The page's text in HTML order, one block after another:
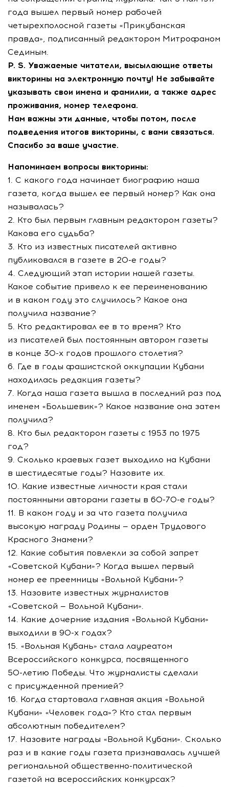
года вышел первый номер рабочей
четырехполосной газеты «Прикубанская
правда», подписанный редактором Митрофаном
Сединым.
P. S. Уважаемые читатели, высылающие ответы
викторины на электронную почту! Не забывайте
указывать свои имена и фамилии, а также адрес
проживания, номер телефона.
Нам важны эти данные, чтобы потом, после
подведения итогов викторины, с вами связаться.
Спасибо за ваше участие.
Напоминаем вопросы викторины:
1. С какого года начинает биографию наша
газета, когда вышел ее первый номер? Как она
называлась?
2. Кто был первым главным редактором газеты?
Какова его судьба?
3. Кто из известных писателей активно
публиковался в газете в 20-е годы?
4. Следующий этап истории нашей газеты.
Какое событие привело к ее переименованию
и в каком году это случилось? Какое она
получила название?
5. Кто редактировал ее в то время? Кто
из писателей был постоянным автором газеты
в конце 30-х годов прошлого столетия?
6. Где в годы фашистской оккупации Кубани
находилась редакция газеты?
7. Когда наша газета вышла в последний раз под
именем «Большевик»? Какое название она затем
получила?
8. Кто был редактором газеты с 1953 по 1975
год?
9. Сколько краевых газет выходило на Кубани
в шестидесятые годы? Назовите их.
10. Какие известные личности края стали
постоянными авторами газеты в 60-70-е годы?
11. В каком году и за что газета получила
высокую награду Родины — орден Трудового
Красного Знамени?
12. Какие события повлекли за собой запрет
«Советской Кубани»? Когда вышел первый
номер ее преемницы «Вольной Кубани»?
13. Назовите известных журналистов
«Советской — Вольной Кубани».
14. Какие дочерние издания «Вольной Кубани»
выходили в 90-х годах?
15. «Вольная Кубань» стала лауреатом
Всероссийского конкурса, посвященного
50-летию Победы. Что журналисты сделали
с присужденной премией?
16. Когда стартовала главная акция «Вольной
Кубани» «Человек года»? Кто стал первым
абсолютным победителем?
17. Назовите награды «Вольной Кубани». Сколько
раз и в какие годы газета признавалась лучшей
региональной общественно-политической
газетой на всероссийских конкурсах?